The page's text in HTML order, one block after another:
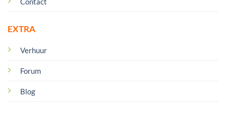
EXTRA
Verhuur
Forum
Blog